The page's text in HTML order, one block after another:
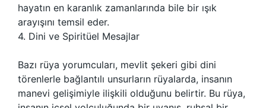
hayatın en karanlık zamanlarında bile bir ışık
arayışını temsil eder.
4. Dini ve Spiritüel Mesajlar
Bazı rüya yorumcuları, mevlit şekeri gibi dini
törenlerle bağlantılı unsurların rüyalarda, insanın
manevi gelişimiyle ilişkili olduğunu belirtir. Bu rüya,